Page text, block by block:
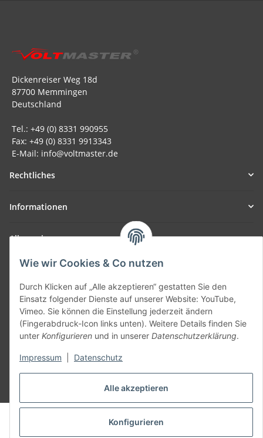
Alle akzeptieren
Konfigurieren
Wie wir Cookies & Co nutzen
Durch Klicken auf „Alle akzeptieren“ gestatten Sie den
Einsatz folgender Dienste auf unserer Website: YouTube,
Vimeo. Sie können die Einstellung jederzeit ändern
(Fingerabdruck-Icon links unten). Weitere Details finden Sie
unter Konfigurieren und in unserer Datenschutzerklärung.
Impressum Datenschutz
Dickenreiser Weg 18d
87700 Memmingen
Deutschland
Tel.: +49 (0) 8331 990955
Fax: +49 (0) 8331 9913343
E-Mail: info@voltmaster.de
Rechtliches
Informationen
Allgemein
Teil unseres Netzwerks:
SmoliTec - Safety. Simplified. Worldwide. ( B2B Shop )
Vertrag widerrufen
* Alle Preise inkl. gesetzlicher USt., zzgl.Versand
© voltmaster.de
Powered byJTL-Shop